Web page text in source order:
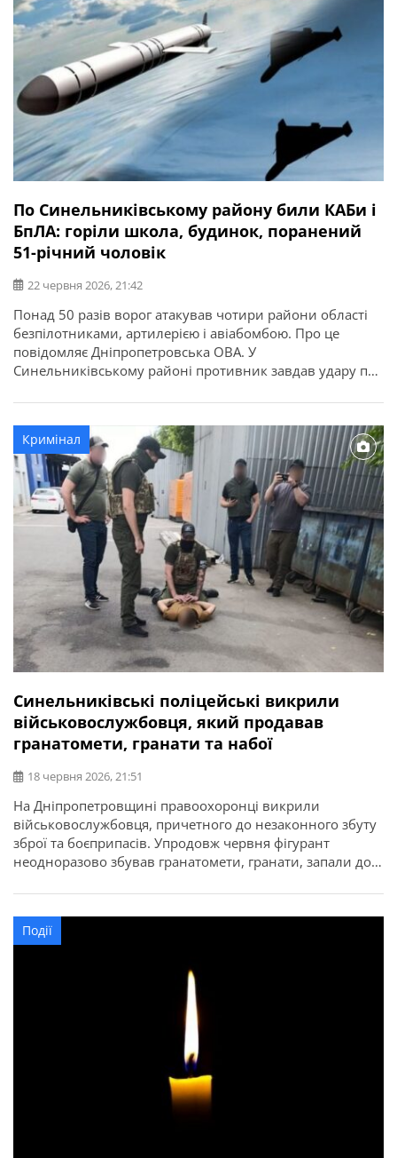
По Синельниківському району били КАБи і
БпЛА: горіли школа, будинок, поранений
51-річний чоловік
22 червня 2026, 21:42
Понад 50 разів ворог атакував чотири райони області
безпілотниками, артилерією і авіабомбою. Про це
повідомляє Дніпропетровська ОВА. У
Синельниківському районі противник завдав удару по
атаки БпЛА у Дубовиківській громаді горіла школа. По
Покровській громаді били КАБами. Горів приватний
будинок. Поранень дістав 51-річний чоловік. Він
лікуватиметься амбулаторно.
Кримінал
Синельниківські поліцейські викрили
військовослужбовця, який продавав
гранатомети, гранати та набої
18 червня 2026, 21:51
На Дніпропетровщині правоохоронці викрили
військовослужбовця, причетного до незаконного збуту
зброї та боєприпасів. Упродовж червня фігурант
неодноразово збував гранатомети, гранати, запали до
Про це повідомляє ГУНП в Дніпропетровській області.
Під час оперативних закупівель працівники відділу
кримінальної поліції Синельниківського районного
ГУНП в Дніпропетровській області, […]
Події